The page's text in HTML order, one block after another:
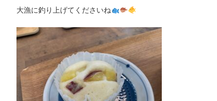
大漁に釣り上げてくださいね